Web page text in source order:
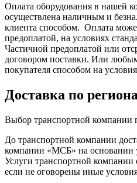
Оплата оборудования в нашей
осуществлена наличным и
клиента способом. Оплата
предоплатой, на условиях
Частичной предоплатой или
договором поставки. Или
покупателя способом на
Доставка по
Выбор транспортной компании
До транспортной компании
компании «МСБ» на основании
Услуги транспортной компании
если не оговорены иные